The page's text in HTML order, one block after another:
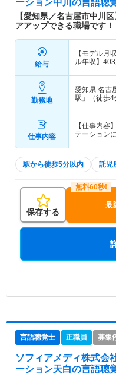
ーション中川 の言語聴
【愛知県／名古屋市中川
アアップできる職場です
給与
【モデル月収
ル年収】 403
勤務地
愛知県 名古
駅」（徒歩4
仕事内容
【仕事内容
テーション
駅から徒歩5分以内 託児
保存する
最
言語聴覚士 正職員 募集
ソフィアメディ株式会
ーション天白の言語聴